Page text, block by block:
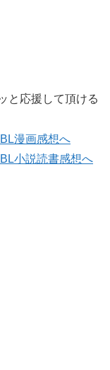
と応援して頂ける